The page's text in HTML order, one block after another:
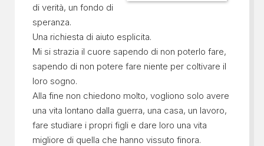
di verità, un fondo di
speranza.
Una richiesta di aiuto esplicita.
Mi si strazia il cuore sapendo di non poterlo fare,
sapendo di non potere fare niente per coltivare il
loro sogno.
Alla fine non chiedono molto, vogliono solo avere
una vita lontano dalla guerra, una casa, un lavoro,
fare studiare i propri figli e dare loro una vita
migliore di quella che hanno vissuto finora.